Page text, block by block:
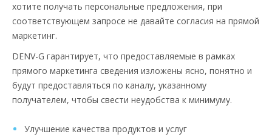
хотите получать персональные предложения, при
соответствующем запросе не давайте согласия на прямой
маркетинг.
DENV-G гарантирует, что предоставляемые в рамках
прямого маркетинга сведения изложены ясно, понятно и
будут предоставляться по каналу, указанному
получателем, чтобы свести неудобства к минимуму.
Улучшение качества продуктов и услуг